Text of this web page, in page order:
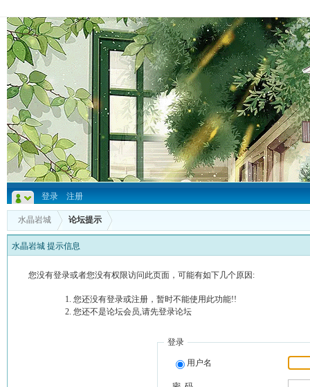
登录 注册
水晶岩城 论坛提示
水晶岩城 提示信息
您没有登录或者您没有权限访问此页面，可能有如下几个原因:
您还没有登录或注册，暂时不能使用此功能!!
您还不是论坛会员,请先登录论坛
登录
用户名